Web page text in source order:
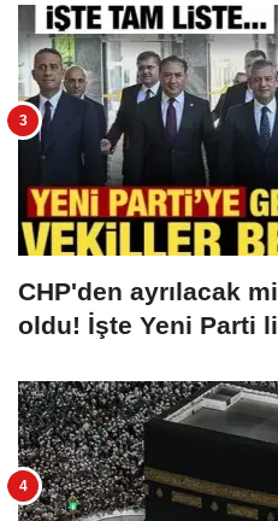
CHP'den ayrılacak
oldu! İşte Yeni Parti